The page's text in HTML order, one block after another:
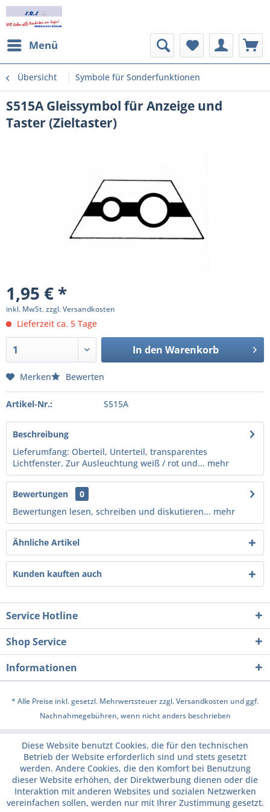
Menü
Übersicht Symbole für Sonderfunktionen
S515A Gleissymbol für Anzeige und
Taster (Zieltaster)
1,95 € *
inkl. MwSt.zzgl. Versandkosten
Lieferzeit ca. 5 Tage
In den Warenkorb
Merken Bewerten
Artikel-Nr.: S515A
Beschreibung
Lieferumfang: Oberteil, Unterteil, transparentes
Lichtfenster. Zur Ausleuchtung weiß / rot und... mehr
Bewertungen
0
Bewertungen lesen, schreiben und diskutieren... mehr
Ähnliche Artikel
Kunden kauften auch
Service Hotline
Shop Service
Informationen
* Alle Preise inkl. gesetzl. Mehrwertsteuer zzgl.Versandkosten und ggf.
Nachnahmegebühren, wenn nicht anders beschrieben
Diese Website benutzt Cookies, die für den technischen
Betrieb der Website erforderlich sind und stets gesetzt
werden. Andere Cookies, die den Komfort bei Benutzung
dieser Website erhöhen, der Direktwerbung dienen oder die
Interaktion mit anderen Websites und sozialen Netzwerken
vereinfachen sollen, werden nur mit Ihrer Zustimmung gesetzt.